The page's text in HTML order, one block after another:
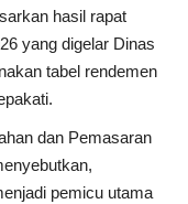
hasil rapat
yang digelar Dinas
tabel rendemen
dan Pemasaran
pemicu utama